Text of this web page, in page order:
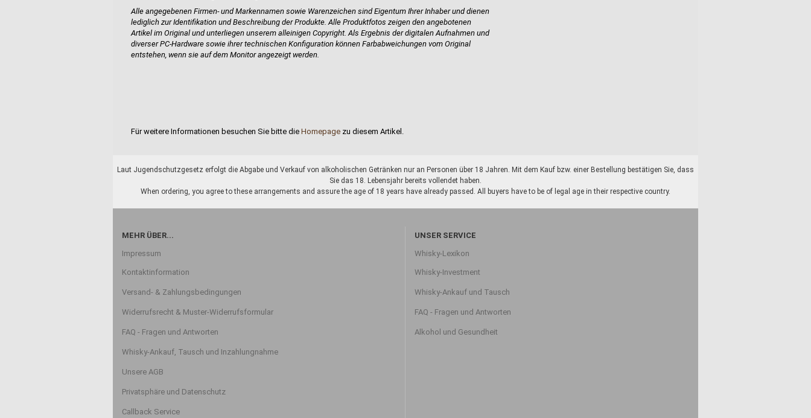
Alle angegebenen Firmen- und Markennamen sowie Warenzeichen sind Eigentum Ihrer Inhaber und dienen
lediglich zur Identifikation und Beschreibung der Produkte.Alle Produktfotos zeigen den angebotenen
Artikel im Original und unterliegen unserem alleinigen Copyright. Als Ergebnis der digitalen Aufnahmen und
diverser PC-Hardware sowie ihrer technischen Konfiguration können Farbabweichungen vom Original
entstehen, wenn sie auf dem Monitor angezeigt werden.
Für weitere Informationen besuchen Sie bitte die Homepage zu diesem Artikel.
Laut Jugendschutzgesetz erfolgt die Abgabe und Verkauf von alkoholischen Getränken nur an Personen über 18 Jahren. Mit dem Kauf bzw. einer Bestellung bestätigen Sie, dass
Sie das 18. Lebensjahr bereits vollendet haben.
When ordering, you agree to these arrangements and assure the age of 18 years have already passed. All buyers have to be of legal age in their respective country.
MEHR ÜBER...
Impressum
Kontaktinformation
Versand- & Zahlungsbedingungen
Widerrufsrecht & Muster-Widerrufsformular
FAQ - Fragen und Antworten
Whisky-Ankauf, Tausch und Inzahlungnahme
Unsere AGB
Privatsphäre und Datenschutz
Callback Service
UNSER SERVICE
Whisky-Lexikon
Whisky-Investment
Whisky-Ankauf und Tausch
FAQ - Fragen und Antworten
Alkohol und Gesundheit